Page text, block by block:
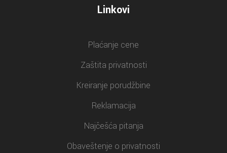
Linkovi
Plaćanje cene
Zaštita privatnosti
Kreiranje porudžbine
Reklamacija
Najčešća pitanja
Obaveštenje o privatnosti